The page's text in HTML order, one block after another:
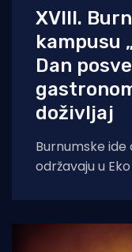
XVIII.
kampusu
Dan
doživljaj
Burnumske ide
održavaju u